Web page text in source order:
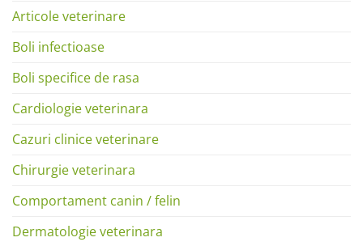
Articole veterinare
Boli infectioase
Boli specifice de rasa
Cardiologie veterinara
Cazuri clinice veterinare
Chirurgie veterinara
Comportament canin / felin
Dermatologie veterinara